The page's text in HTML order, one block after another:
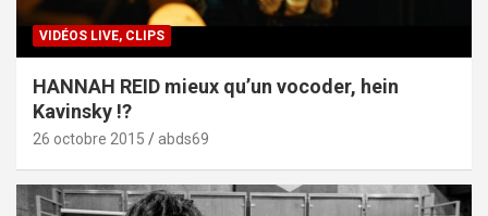
VIDÉOS LIVE, CLIPS
HANNAH REID mieux qu’un vocoder, hein
Kavinsky !?
26 octobre 2015 abds69